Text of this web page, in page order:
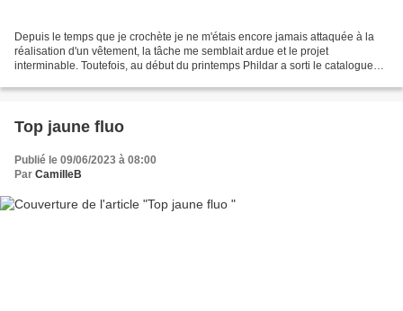
Depuis le temps que je crochète je ne m'étais encore jamais attaquée à la
réalisation d'un vêtement, la tâche me semblait ardue et le projet
interminable. Toutefois, au début du printemps Phildar a sorti le catalogue
Top jaune fluo
Publié le 09/06/2023 à 08:00
Par CamilleB